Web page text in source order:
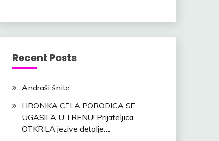
Recent Posts
Andraši šnite
HRONIKA CELA PORODICA SE
UGASILA U TRENU! Prijateljica
OTKRILA jezive detalje….